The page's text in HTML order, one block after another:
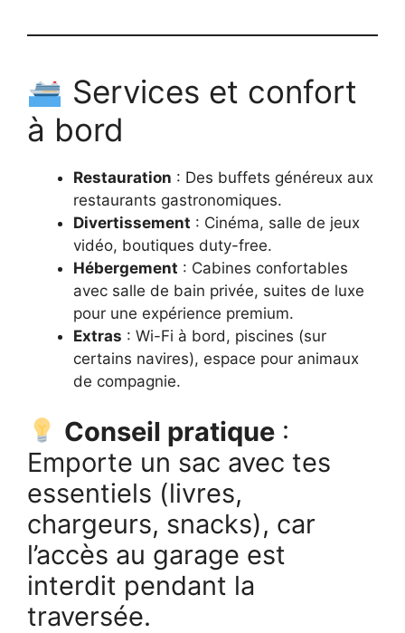
Services et confort
à bord
Restauration : Des buffets généreux aux
restaurants gastronomiques.
Divertissement : Cinéma, salle de jeux
vidéo, boutiques duty-free.
Hébergement : Cabines confortables
avec salle de bain privée, suites de luxe
pour une expérience premium.
Extras : Wi-Fi à bord, piscines (sur
certains navires), espace pour animaux
de compagnie.
Conseil pratique :
Emporte un sac avec tes
essentiels (livres,
chargeurs, snacks), car
l’accès au garage est
interdit pendant la
traversée.